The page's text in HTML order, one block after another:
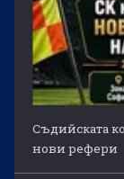
Съдийската
нови рефери